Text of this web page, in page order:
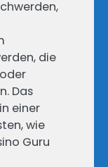
die
Das
einer
wie
Guru